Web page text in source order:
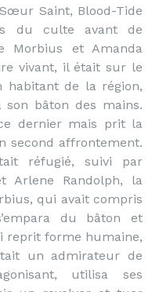
Saint, Blood-Tide
du culte avant de
Morbius et Amanda
vivant, il était sur le
de la région,
bâton des mains.
dernier mais prit la
second affrontement.
réfugié, suivi par
Arlene Randolph, la
qui avait compris
du bâton et
reprit forme humaine,
un admirateur de
utilisa ses